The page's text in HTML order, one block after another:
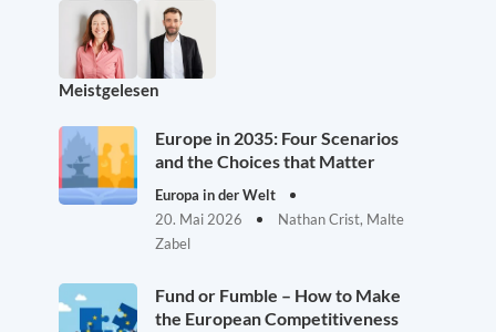
Meistgelesen
Europe in 2035: Four Scenarios
and the Choices that Matter
Europa in der Welt
20. Mai 2026
Nathan Crist, Malte
Zabel
Fund or Fumble – How to Make
the European Competitiveness